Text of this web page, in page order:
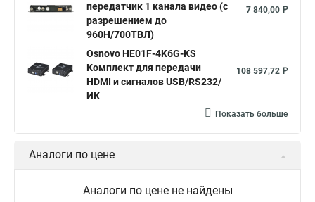
передатчик 1 канала видео (с
разрешением до
960H/700ТВЛ)
7 840,00 ₽
Osnovo HE01F-4K6G-KS
Комплект для передачи
HDMI и сигналов USB/RS232/
ИК
108 597,72 ₽
Показать больше
Аналоги по цене
Аналоги по цене не найдены